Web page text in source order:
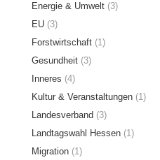
Energie & Umwelt (3)
EU (3)
Forstwirtschaft (1)
Gesundheit (3)
Inneres (4)
Kultur & Veranstaltungen (1)
Landesverband (3)
Landtagswahl Hessen (1)
Migration (1)